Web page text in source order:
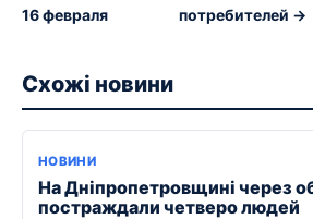
16 февраля
потребителей →
Схожі новини
НОВИНИ
На Дніпропетровщині через
постраждали четверо людей